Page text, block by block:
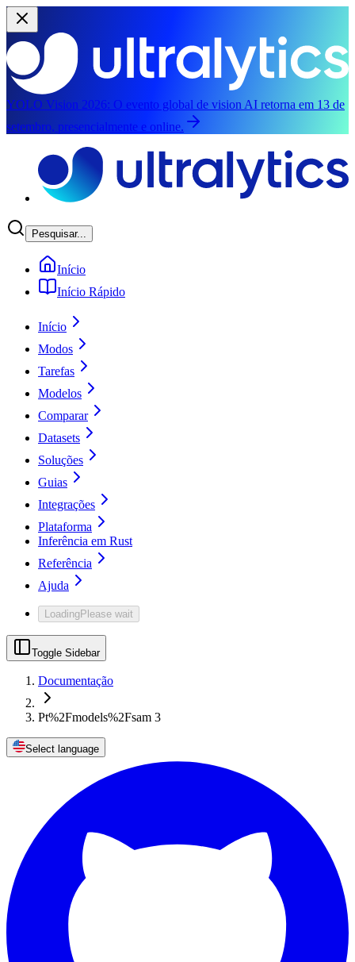
YOLO Vision 2026: O evento global de vision AI retorna em 13 de
setembro, presencialmente e online.
Pesquisar...
Início
Início Rápido
Início
Modos
Tarefas
Modelos
Comparar
Datasets
Soluções
Guias
Integrações
Plataforma
Inferência em Rust
Referência
Ajuda
LoadingPlease wait
Toggle Sidebar
Documentação
Pt%2Fmodels%2Fsam 3
Select language